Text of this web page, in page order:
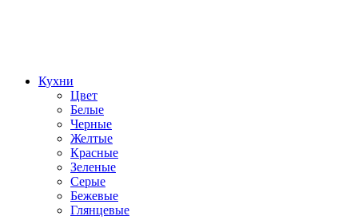
Кухни
Цвет
Белые
Черные
Желтые
Красные
Зеленые
Серые
Бежевые
Глянцевые